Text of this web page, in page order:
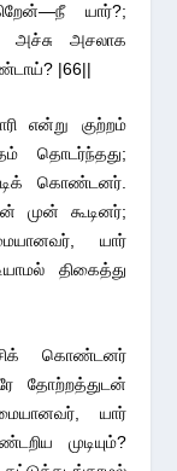
யார்?;
அச்சு அசலாக
|66||
என்று குற்றம்
தொடர்ந்தது;
கொண்டனர்.
முன் கூடினர்;
யார்
திகைத்து
கொண்டனர்
தோற்றத்துடன்
யார்
முடியும்?